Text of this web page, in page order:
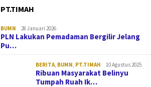
PT.TIMAH
BUMN 28 Januari 2026
PLN Lakukan Pemadaman Bergilir Jelang
Pu…
BERITA, BUMN, PT.TIMAH 10 Agustus 2025
Ribuan Masyarakat Belinyu
Tumpah Ruah Ik…